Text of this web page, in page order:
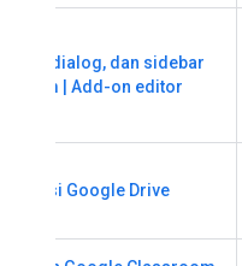
Menu, dialog, dan sidebar
kustom | Add-on editor
Aplikasi Google Drive